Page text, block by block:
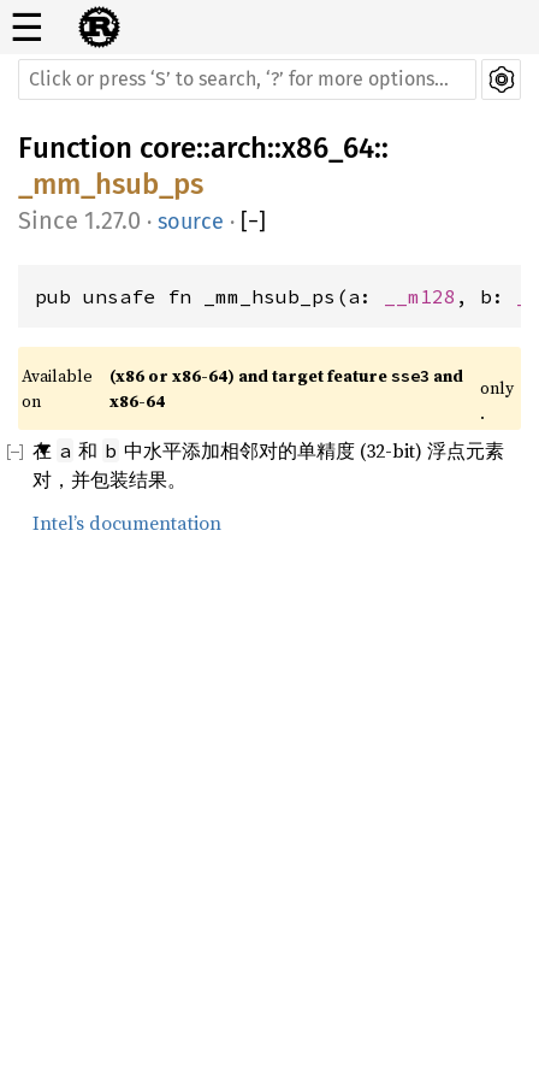
☰
Function core::arch::x86_64::
_mm_hsub_ps
1.27.0 · source · [−]
pub unsafe fn _mm_hsub_ps(a: __m128 , b:
Available
on
(x86 or x86-64) and target feature sse3 and
x86-64
only
.
在 a 和 b 中水平添加相邻对的单精度 (32-bit) 浮点元素
对，并包装结果。
Intel’s documentation